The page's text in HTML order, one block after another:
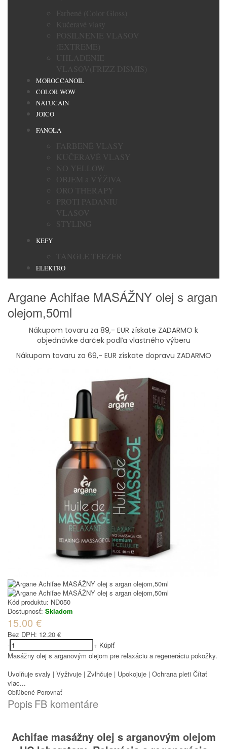
Farbené (Color Gloss)
Kučeravé vlasy
POSILNENIE VLASOV
(EXTREME)
UHLADENIE
VLASOV(FRIZZ DISMIS)
MOROCCANOIL
COLOR WOW
NATUCAIN
JOICO
FANOLA
FARBENÉ VLASY
KUČERAVÉ VLASY
NO YELLOW
OBJEM a VÝŽIVA
ORO THERAPY
PROTI PADANIU
VLASOV
STYLING
KEFY
TANGLE TEEZER
ELEKTRO
Argane Achifae MASÁŽNY olej s argan
olejom,50ml
Nákupom tovaru za 89,- EUR získate ZADARMO k
objednávke darček podľa vlastného výberu
Nákupom tovaru za 69,- EUR získate dopravu ZADARMO
Kód produktu: ND050
Dostupnosť: Skladom
15.00 €
Bez DPH: 12.20 €
-
+ Kúpiť
Masážny olej s arganovým olejom pre relaxáciu a regeneráciu pokožky.
Uvoľňuje svaly | Vyživuje | Zvlhčuje | Upokojuje | Ochrana pleti Čítať
viac...
Obľúbené Porovnať
Popis FB komentáre
Achifae masážny olej s arganovým olejom